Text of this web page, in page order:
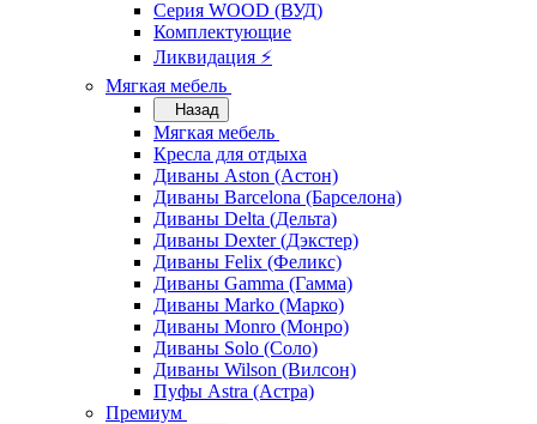
Серия WOOD (ВУД)
Комплектующие
Ликвидация ⚡
Мягкая мебель
Назад
Мягкая мебель
Кресла для отдыха
Диваны Aston (Астон)
Диваны Barcelona (Барселона)
Диваны Delta (Дельта)
Диваны Dexter (Дэкстер)
Диваны Felix (Феликс)
Диваны Gamma (Гамма)
Диваны Marko (Марко)
Диваны Monro (Монро)
Диваны Solo (Соло)
Диваны Wilson (Вилсон)
Пуфы Astra (Астра)
Премиум